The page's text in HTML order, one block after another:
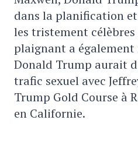
dans la planification
les tristement célèbres
plaignant a
Donald Trump aurait
trafic sexuel avec
Trump Gold Course à
en Californie.